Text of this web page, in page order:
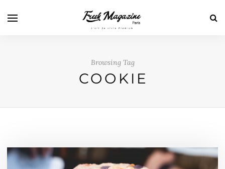
Browsing Tag
COOKIE